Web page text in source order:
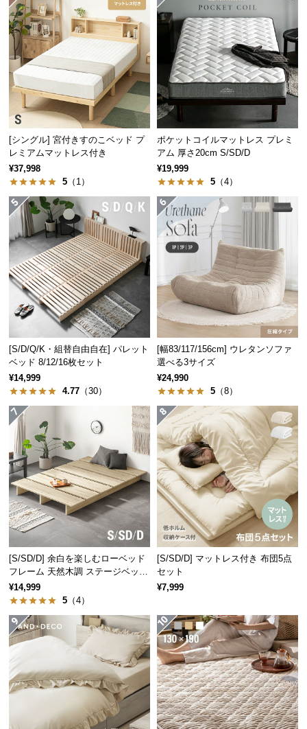
に
つ
い
て
搬
入
経
路
に
つ
い
て
返
品・
キ
ャ
ン
セ
に
つ
て
に
つ
い
て
会
員
規
に
い
て
お
[シングル] 宮付きすのこベッド プ
レミアムマットレス付き
¥37,998
5 （1）
ポケットコイルマットレス プレミ
アム 厚さ20cm S/SD/D
¥19,999
5 （4）
[S/D/Q/K・組替自由自在] パレット
ベッド 8/12/16枚セット
¥14,999
4.77 （30）
[幅83/117/156cm] ウレタンソファ
選べる3サイズ
¥24,990
5 （8）
[S/SD/D] 余白を楽しむローベッド
フレーム 天然木調 ステージベッド
ロボット掃除機対応
¥14,999
5 （4）
[S/SD/D] マットレス付き 布団5点
セット
¥7,999